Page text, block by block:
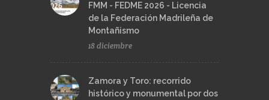
FMM - FEDME 2026 - Licencia
de la Federación Madrileña de
Montañismo
18 diciembre
Zamora y Toro: recorrido
histórico y monumental por dos